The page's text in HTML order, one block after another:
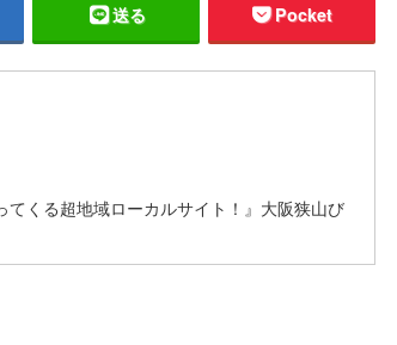
送る Pocket
てくる超地域ローカルサイト！』大阪狭山び